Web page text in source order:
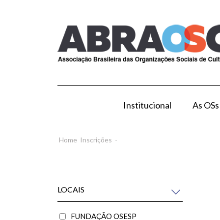
Institucional As OSs
Home Inscrições -
LOCAIS
FUNDAÇÃO OSESP